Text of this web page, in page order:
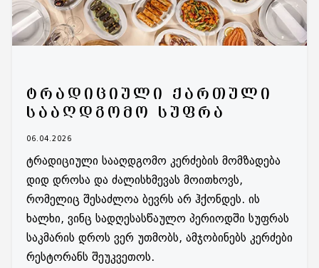
ᲢᲠᲐᲓᲘᲪᲘᲣᲚᲘ ᲥᲐᲠᲗᲣᲚᲘ
ᲡᲐᲐᲦᲓᲒᲝᲛᲝ ᲡᲣᲤᲠᲐ
06.04.2026
ტრადიციული სააღდგომო კერძების მომზადება
დიდ დროსა და ძალისხმევას მოითხოვს,
რომელიც შესაძლოა ბევრს არ ჰქონდეს. ის
ხალხი, ვინც სადღესასწაულო პერიოდში სუფრას
საკმარის დროს ვერ უთმობს, ამჯობინებს კერძები
რესტორანს შეუკვეთოს.